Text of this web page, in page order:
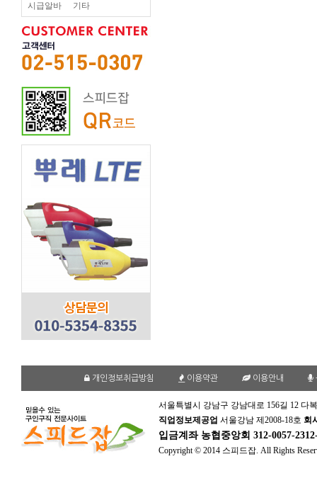
시급알바 기타
개인정보취급방침 이용약관 이용안내
서울특별시 강남구 강남대로 156길 12 다
직업정보제공업 서울강남 제2008-18호 회
입금계좌 농협중앙회 312-0057-
Copyright © 2014 스피드잡. All Rights